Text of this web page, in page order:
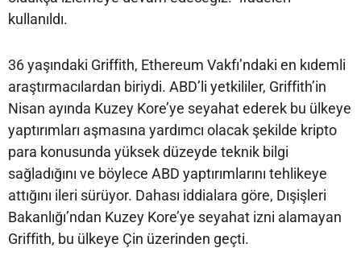
kullanıldı.
36 yaşındaki Griffith, Ethereum Vakfı’ndaki en kıdemli
araştırmacılardan biriydi. ABD’li yetkililer, Griffith’in
Nisan ayında Kuzey Kore’ye seyahat ederek bu ülkeye
yaptırımları aşmasına yardımcı olacak şekilde kripto
para konusunda yüksek düzeyde teknik bilgi
sağladığını ve böylece ABD yaptırımlarını tehlikeye
attığını ileri sürüyor. Dahası iddialara göre, Dışişleri
Bakanlığı’ndan Kuzey Kore’ye seyahat izni alamayan
Griffith, bu ülkeye Çin üzerinden geçti.